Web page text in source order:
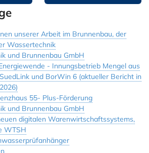
unserer Arbeit im Brunnenbau, der
Wassertechnik
und Brunnenbau GmbH
- Innungsbetrieb Mengel aus
und BorWin 6 (aktueller Bericht in
55- Plus-Förderung
und Brunnenbau GmbH
digitalen Warenwirtschaftssystems,
WTSH